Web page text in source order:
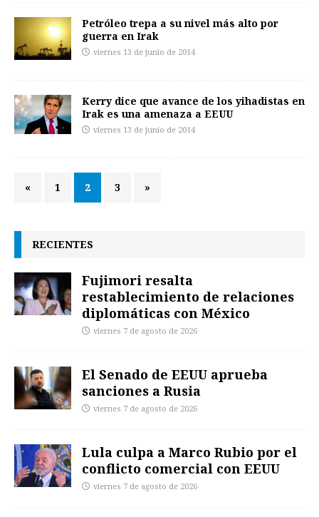
Petróleo trepa a su nivel más alto por
guerra en Irak
viernes 13 de junio de 2014
Kerry dice que avance de los yihadistas en
Irak es una amenaza a EEUU
viernes 13 de junio de 2014
« 1 2 3 »
RECIENTES
Fujimori resalta
restablecimiento de relaciones
diplomáticas con México
viernes 7 de agosto de 2026
El Senado de EEUU aprueba
sanciones a Rusia
viernes 7 de agosto de 2026
Lula culpa a Marco Rubio por el
conflicto comercial con EEUU
viernes 7 de agosto de 2026